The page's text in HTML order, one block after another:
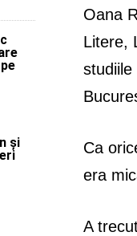
Oana
Litere,
Ca
era
A
și